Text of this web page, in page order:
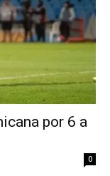
por 6 a
0